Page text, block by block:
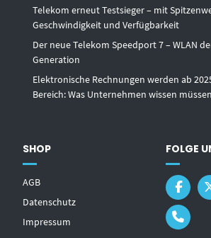
Telekom erneut Testsieger – mit
Geschwindigkeit und Verfügbarkeit
Der neue Telekom Speedport 7 – WLAN
Generation
Elektronische Rechnungen werden ab
Bereich: Was Unternehmen wissen
SHOP
AGB
Datenschutz
Impressum
FOLGE